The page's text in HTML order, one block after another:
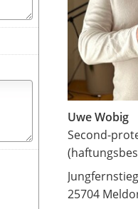
Uwe Wobig
Second-
25704